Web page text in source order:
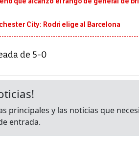
City: Rodri elige al Barcelona
de 5-0